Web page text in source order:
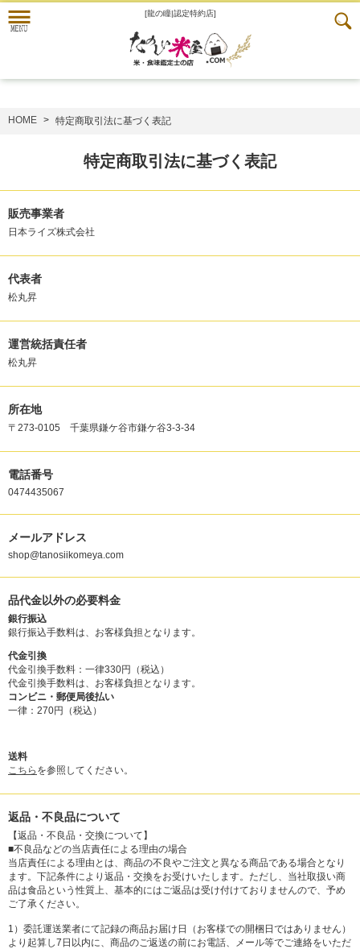
[龍の瞳|認定特約店]
HOME 特定商取引法に基づく表記
特定商取引法に基づく表記
販売事業者
日本ライズ株式会社
代表者
松丸昇
運営統括責任者
松丸昇
所在地
〒273-0105 千葉県鎌ケ谷市鎌ケ谷3-3-34
電話番号
0474435067
メールアドレス
shop@tanosiikomeya.com
品代金以外の必要料金
銀行振込
銀行振込手数料は、お客様負担となります。
代金引換
代金引換手数料：一律330円（税込）
代金引換手数料は、お客様負担となります。
コンビニ・郵便局後払い
一律：270円（税込）
送料
こちら を参照してください。
返品・不良品について
【返品・不良品・交換について】
■不良品などの当店責任による理由の場合
当店責任による理由とは、商品の不良やご注文と異なる商品である場合となり
ます。下記条件により返品・交換をお受けいたします。ただし、当社取扱い商
品は食品という性質上、基本的にはご返品は受け付けておりませんので、予め
ご了承ください。
1）委託運送業者にて記録の商品お届け日（お客様での開梱日ではありません）
より起算し7日以内に、商品のご返送の前にお電話、メール等でご連絡をいただ